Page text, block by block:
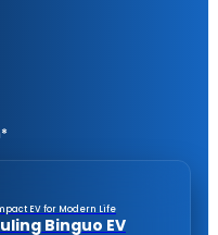
EV for Modern Life
Binguo EV